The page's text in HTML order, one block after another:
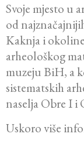
Svoje mjesto u
od
Kaknja i
arheološkog
muzeju BiH, a
sistematskih
naselja Obre I i
Uskoro više